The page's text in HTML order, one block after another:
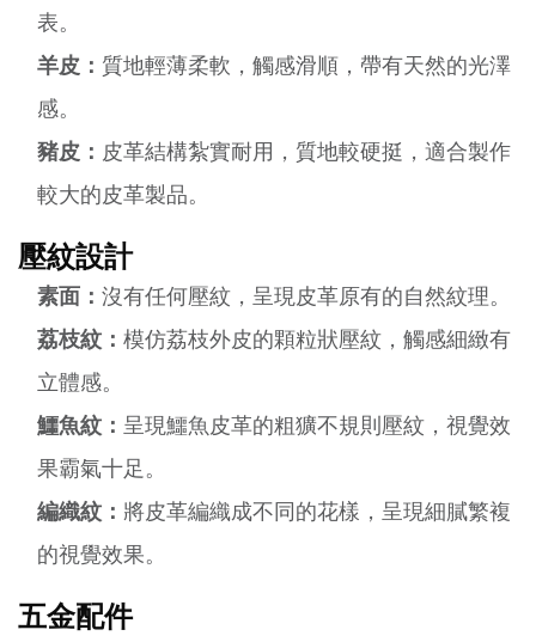
表。
羊皮： 質地輕薄柔軟，觸感滑順，帶有天然的光澤
感。
豬皮： 皮革結構紮實耐用，質地較硬挺，適合製作
較大的皮革製品。
壓紋設計
素面： 沒有任何壓紋，呈現皮革原有的自然紋理。
荔枝紋： 模仿荔枝外皮的顆粒狀壓紋，觸感細緻有
立體感。
鱷魚紋： 呈現鱷魚皮革的粗獷不規則壓紋，視覺效
果霸氣十足。
編織紋： 將皮革編織成不同的花樣，呈現細膩繁複
的視覺效果。
五金配件